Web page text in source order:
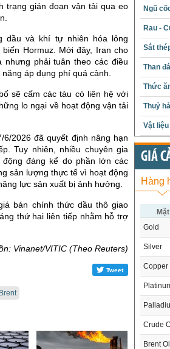
trạng gián đoạn vận tải qua eo
dầu và khí tự nhiên hóa lỏng
Hormuz. Mới đây, Iran cho
phải tuân theo các điều
áp dụng phí quá cảnh.
sẽ cấm các tàu có liên hệ với
lo ngại về hoạt động vận tải
6/2026 đã quyết định nâng hạn
Tuy nhiên, nhiều chuyên gia
đáng kể do phần lớn các
sản lượng thực tế vì hoạt động
lực sản xuất bị ảnh hưởng.
bán chính thức dầu thô giao
thứ hai liên tiếp nhằm hỗ trợ
Vinanet/VITIC (Theo Reuters)
Tweet
Ngũ
Rau -
Sắt
Than đá
Thức
Thuỷ
Vật
GIÁ
Hàng
Gold
Silver
Copper
Crude
Brent